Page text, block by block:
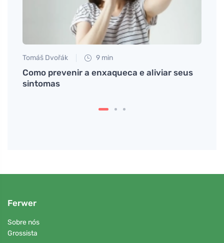
Tomáš Dvořák 9 min
Como prevenir a enxaqueca e aliviar seus
sintomas
Ferwer
Sobre nós
Grossista